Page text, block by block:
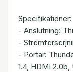
Specifikationer:
- Anslutning:
-
- Portar:
1.4, HDMI 2.0b,